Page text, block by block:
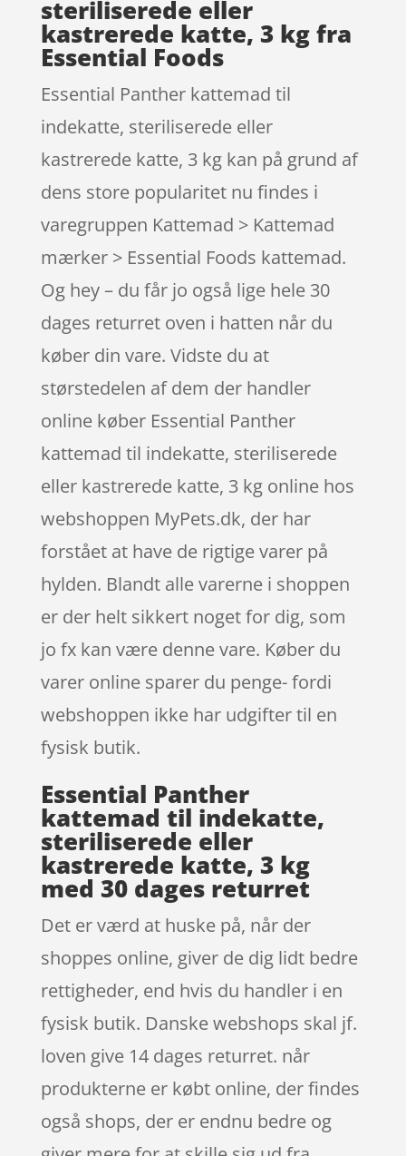
steriliserede eller
kastrerede katte, 3 kg fra
Essential Foods
Essential Panther kattemad til
indekatte, steriliserede eller
kastrerede katte, 3 kg kan på grund af
dens store popularitet nu findes i
varegruppen Kattemad > Kattemad
mærker > Essential Foods kattemad.
Og hey – du får jo også lige hele 30
dages returret oven i hatten når du
køber din vare. Vidste du at
størstedelen af dem der handler
online køber Essential Panther
kattemad til indekatte, steriliserede
eller kastrerede katte, 3 kg online hos
webshoppen MyPets.dk, der har
forstået at have de rigtige varer på
hylden. Blandt alle varerne i shoppen
er der helt sikkert noget for dig, som
jo fx kan være denne vare. Køber du
varer online sparer du penge- fordi
webshoppen ikke har udgifter til en
fysisk butik.
Essential Panther
kattemad til indekatte,
steriliserede eller
kastrerede katte, 3 kg
med 30 dages returret
Det er værd at huske på, når der
shoppes online, giver de dig lidt bedre
rettigheder, end hvis du handler i en
fysisk butik. Danske webshops skal jf.
loven give 14 dages returret. når
produkterne er købt online, der findes
også shops, der er endnu bedre og